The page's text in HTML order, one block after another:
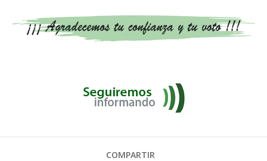
COMPARTIR